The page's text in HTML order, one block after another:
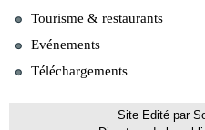
Tourisme & restaurants
Evénements
Téléchargements
Site Edité par